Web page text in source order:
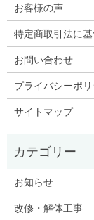
お客様の声
特定商取引法に
お問い合わせ
プライバシーポ
サイトマップ
お知らせ
改修・解体工事